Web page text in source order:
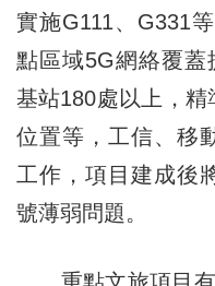
實施G111、G331
點區域5G網絡覆蓋
基站180處以上，
位置等，工信、移
工作，項目建成後
號薄弱問題。